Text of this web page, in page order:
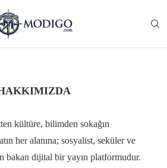
kültüre, bilimden sokağın
her alanına; sosyalist, seküler ve
bakan dijital bir yayın platformudur.